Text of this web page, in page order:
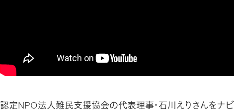
認定NPO法人難民支援協会の代表理事・石川えりさんをナ